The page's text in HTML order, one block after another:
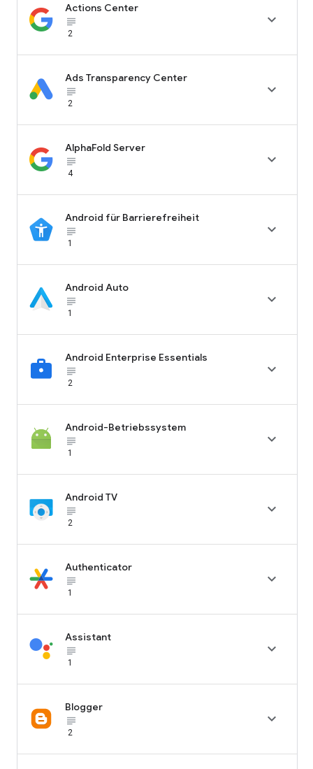
Actions Center
subject_black
2

Ads Transparency Center
subject_black
2

AlphaFold Server
subject_black
4

Android für Barrierefreiheit
subject_black
1

Android Auto
subject_black
1

Android Enterprise Essentials
subject_black
2

Android-Betriebssystem
subject_black
1

Android TV
subject_black
2

Authenticator
subject_black
1

Assistant
subject_black
1

Blogger
subject_black
2
